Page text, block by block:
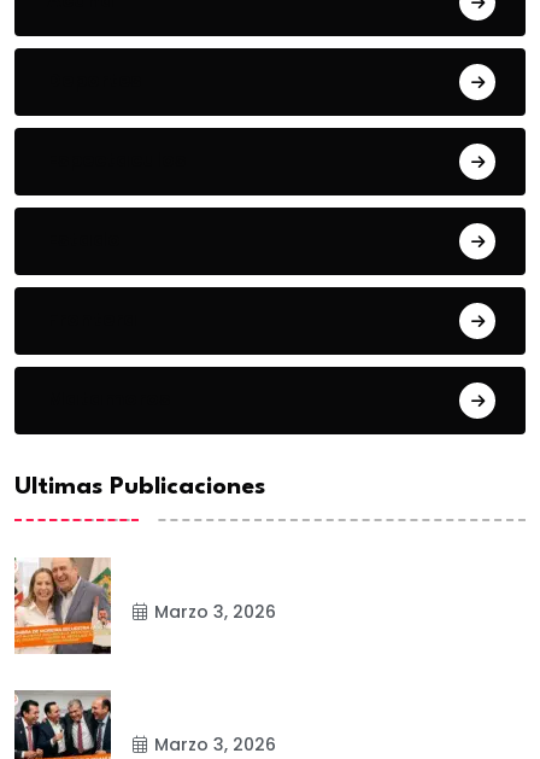
Ultimas Publicaciones
Marzo 3, 2026
Marzo 3, 2026